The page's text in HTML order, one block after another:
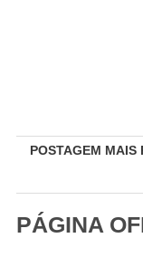
POSTAGEM MAIS
PÁGINA